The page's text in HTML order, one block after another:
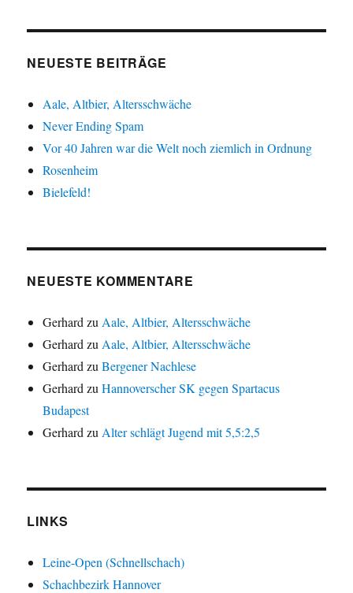
NEUESTE BEITRÄGE
Aale, Altbier, Altersschwäche
Never Ending Spam
Vor 40 Jahren war die Welt noch ziemlich in Ordnung
Rosenheim
Bielefeld!
NEUESTE KOMMENTARE
Gerhard zu Aale, Altbier, Altersschwäche
Gerhard zu Aale, Altbier, Altersschwäche
Gerhard zuBergener Nachlese
Gerhard zuHannoverscher SK gegen Spartacus
Budapest
Gerhard zu Alter schlägt Jugend mit 5,5:2,5
LINKS
Leine-Open (Schnellschach)
Schachbezirk Hannover